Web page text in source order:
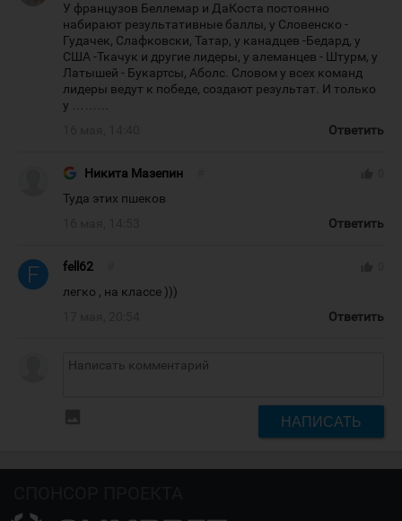
У французов Беллемар и ДаКоста постоянно
набирают результативные баллы, у Словенско -
Гудачек, Слафковски, Татар, у канадцев -Бедард, у
США -Ткачук и другие лидеры, у алеманцев - Штурм, у
Латышей - Букартсы, Аболс. Словом у всех команд
лидеры ведут к победе, создают результат. И только
у ………
Ответить
Никита Мазепин
Туда этих пшеков
Ответить
fell62
легко , на классе )))
Ответить
НАПИСАТЬ